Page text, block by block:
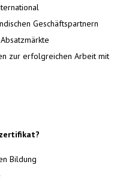
Geschäftspartnern
zur erfolgreichen Arbeit mit
Bildung